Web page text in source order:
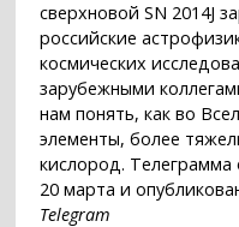
сверхновой SN 2014J
российские
космических
зарубежными
нам понять, как во
элементы, более
кислород.
20 марта и
Telegram